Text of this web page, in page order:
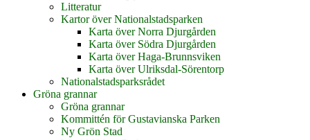
Litteratur
Kartor över Nationalstadsparken
Karta över Norra Djurgården
Karta över Södra Djurgården
Karta över Haga-Brunnsviken
Karta över Ulriksdal-Sörentorp
Nationalstadsparksrådet
Gröna grannar
Gröna grannar
Kommittén för Gustavianska Parken
Ny Grön Stad